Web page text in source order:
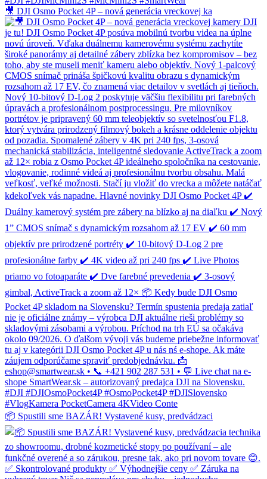
🎥 DJI Osmo Pocket 4P – nová generácia vreckovej ka
📦 Spustili sme BAZÁR! Vystavené kusy, predvádzaci